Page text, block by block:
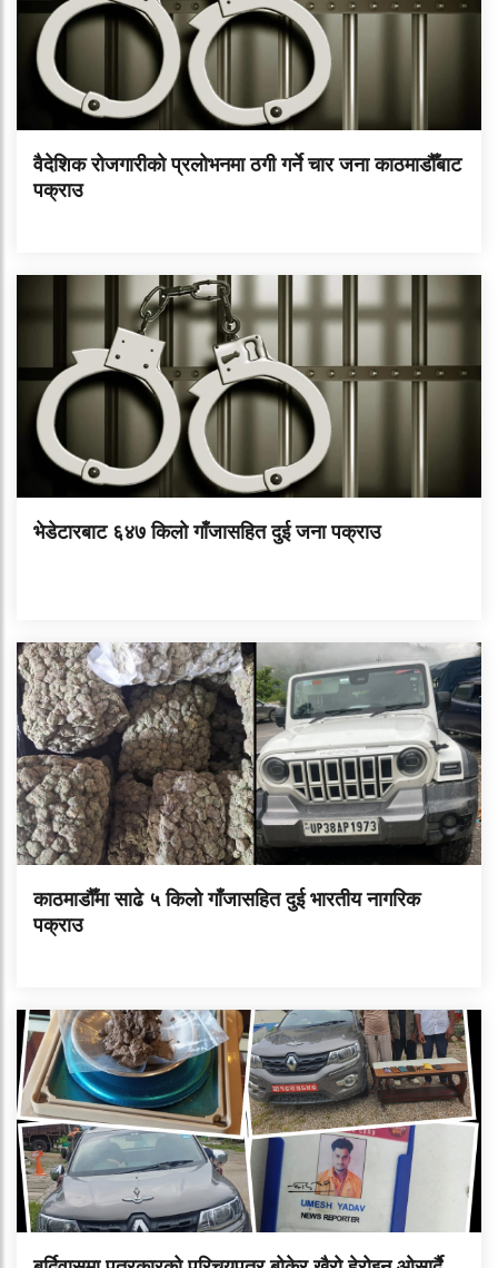
वैदेशिक रोजगारीको प्रलोभनमा ठगी गर्ने चार जना काठमाडौँबाट
पक्राउ
भेडेटारबाट ६४७ किलो गाँजासहित दुई जना पक्राउ
काठमाडौँमा साढे ५ किलो गाँजासहित दुई भारतीय नागरिक
पक्राउ